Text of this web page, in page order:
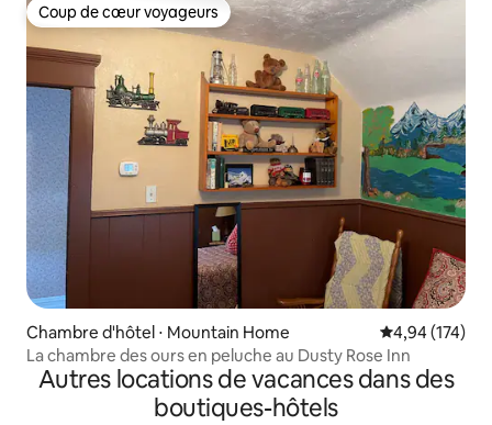
Coup de cœur voyageurs
Coup de cœur voyageurs
Chambre d'hôtel ⋅ Mountain Home Évaluation
4,94 (174)
La chambre des ours en peluche au Dusty Rose Inn
Autres locations de vacances dans des
boutiques-hôtels